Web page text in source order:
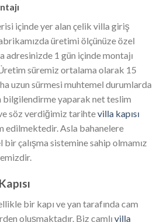
içinde yer alan çelik villa giriş
üretimi ölçünüze özel
adresinizde 1 gün içinde montajı
süremiz ortalama olarak 15
uzun sürmesi muhtemel durumlarda
yaparak net teslim
söz verdiğimiz tarihtevilla kapısı
edilmektedir. Asla bahanelere
bir çalışma sistemine sahip olmamız
bir kapı ve yan tarafında cam
oluşmaktadır. Biz camlı villa